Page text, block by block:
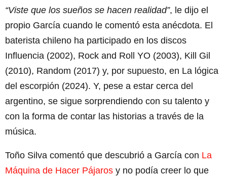
“Viste que los sueños se hacen realidad”, le dijo el
propio García cuando le comentó esta anécdota. El
baterista chileno ha participado en los discos
Influencia (2002), Rock and Roll YO (2003), Kill Gil
(2010), Random (2017) y, por supuesto, en La lógica
del escorpión (2024). Y, pese a estar cerca del
argentino, se sigue sorprendiendo con su talento y
con la forma de contar las historias a través de la
música.
Toño Silva comentó que descubrió a García con La
Máquina de Hacer Pájaros y no podía creer lo que